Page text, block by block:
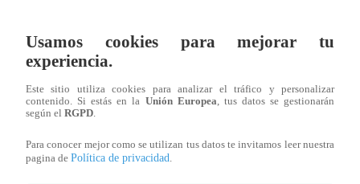
¿Por qué Nelly Rossinelli se volvió viral
antes de Navidad?
Usamos cookies para mejorar tu
experiencia.
Este sitio utiliza cookies para analizar el tráfico y personalizar
contenido. Si estás en la Unión Europea , tus datos se gestionarán
según el RGPD
Para conocer mejor como se utilizan tus datos te invitamos leer nuestra
pagina de Política de privacidad